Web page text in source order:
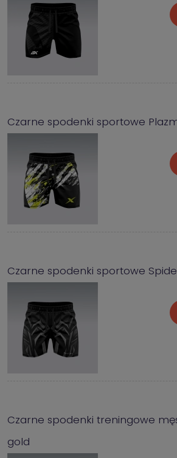
Czarne spodenki sportowe
Czarne spodenki sportowe
Czarne spodenki treningowe
gold